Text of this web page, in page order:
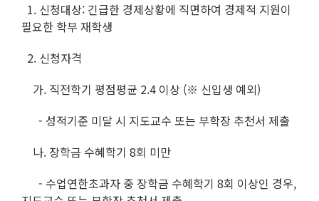
1. 신청대상: 긴급한 경제상황에 직면하여 경제적 지원이
필요한 학부 재학생
2. 신청자격
가. 직전학기 평점평균 2.4 이상 (※ 신입생 예외)
- 성적기준 미달 시 지도교수 또는 부학장 추천서 제출
나. 장학금 수혜학기 8회 미만
- 수업연한초과자 중 장학금 수혜학기 8회 이상인 경우,